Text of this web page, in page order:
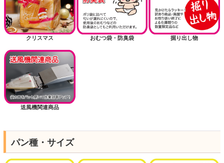
クリスマス おむつ袋・防臭袋 掘り出し物
送風機関連商品
パン種・サイズ